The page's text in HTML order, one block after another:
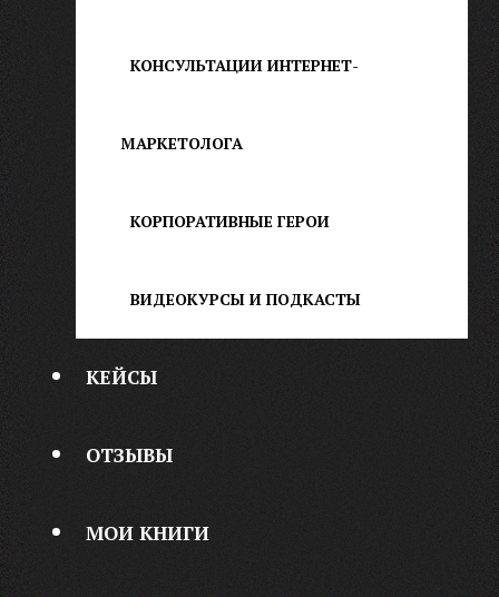
КОНСУЛЬТАЦИИ ИНТЕРНЕТ-
МАРКЕТОЛОГА
КОРПОРАТИВНЫЕ ГЕРОИ
ВИДЕОКУРСЫ И ПОДКАСТЫ
КЕЙСЫ
ОТЗЫВЫ
МОИ КНИГИ